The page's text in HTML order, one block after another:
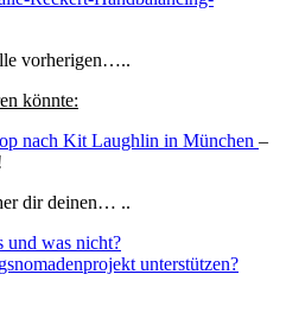
vorherigen…..
könnte:
nach Kit Laughlin in München –
dir deinen… ..
und was nicht?
unterstützen?